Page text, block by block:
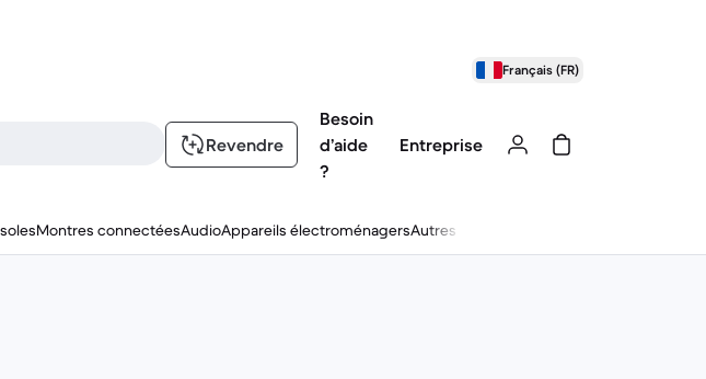
Français (FR)
Revendre
Besoin
d’aide
?
Entreprise
Montres connectéesAudioAppareils électroménagersAutres